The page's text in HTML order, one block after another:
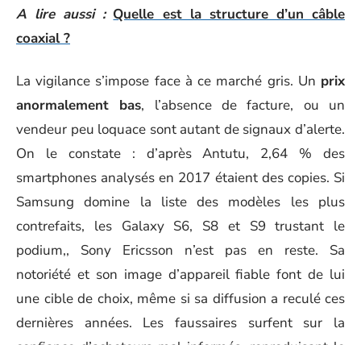
A lire aussi : Quelle est la structure d’un câble
coaxial ?
La vigilance s’impose face à ce marché gris. Un prix
anormalement bas, l’absence de facture, ou un
vendeur peu loquace sont autant de signaux d’alerte.
On le constate : d’après Antutu, 2,64 % des
smartphones analysés en 2017 étaient des copies. Si
Samsung domine la liste des modèles les plus
contrefaits, les Galaxy S6, S8 et S9 trustant le
podium,, Sony Ericsson n’est pas en reste. Sa
notoriété et son image d’appareil fiable font de lui
une cible de choix, même si sa diffusion a reculé ces
dernières années. Les faussaires surfent sur la